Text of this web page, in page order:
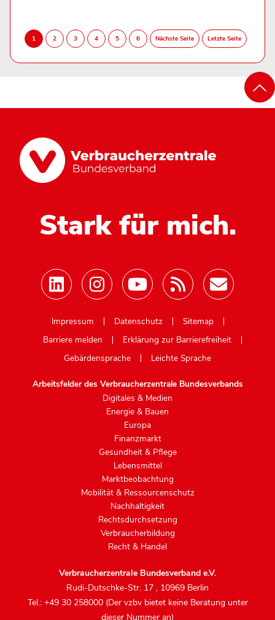
Stark für mich.
Impressum
Datenschutz
Sitemap
Barriere melden
Erklärung zur Barrierefreiheit
Gebärdensprache
Leichte Sprache
Arbeitsfelder des Verbraucherzentrale Bundesverbands
Digitales & Medien
Energie & Bauen
Europa
Finanzmarkt
Gesundheit & Pflege
Lebensmittel
Marktbeobachtung
Mobilität & Ressourcenschutz
Nachhaltigkeit
Rechtsdurchsetzung
Verbraucherbildung
Recht & Handel
Verbraucherzentrale Bundesverband e.V.
Rudi-Dutschke-Str. 17 , 10969 Berlin
Tel.: +49 30 258000 (Der vzbv bietet keine Beratung unter
dieser Nummer an)